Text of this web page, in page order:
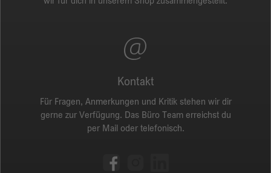
Kontakt
Für Fragen, Anmerkungen und Kritik stehen wir dir
gerne zur Verfügung. Das Büro Team erreichst du
per Mail oder telefonisch.